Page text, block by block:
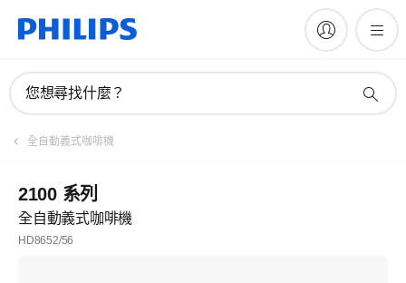
您想尋找什麼？
全自動義式咖啡機
2100 系列
全自動義式咖啡機
HD8652/56